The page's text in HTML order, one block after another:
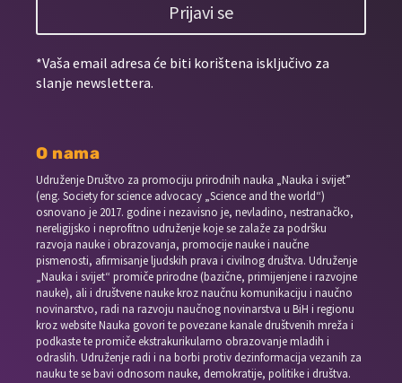
Prijavi se
*Vaša email adresa će biti korištena isključivo za
slanje newslettera.
O nama
Udruženje Društvo za promociju prirodnih nauka „Nauka i svijet”
(eng. Society for science advocacy „Science and the world“)
osnovano je 2017. godine i nezavisno je, nevladino, nestranačko,
nereligijsko i neprofitno udruženje koje se zalaže za podršku
razvoja nauke i obrazovanja, promocije nauke i naučne
pismenosti, afirmisanje ljudskih prava i civilnog društva. Udruženje
„Nauka i svijet“ promiče prirodne (bazične, primijenjene i razvojne
nauke), ali i društvene nauke kroz naučnu komunikaciju i naučno
novinarstvo, radi na razvoju naučnog novinarstva u BiH i regionu
kroz website Nauka govori te povezane kanale društvenih mreža i
podkaste te promiče ekstrakurikularno obrazovanje mladih i
odraslih. Udruženje radi i na borbi protiv dezinformacija vezanih za
nauku te se bavi odnosom nauke, demokratije, politike i društva.